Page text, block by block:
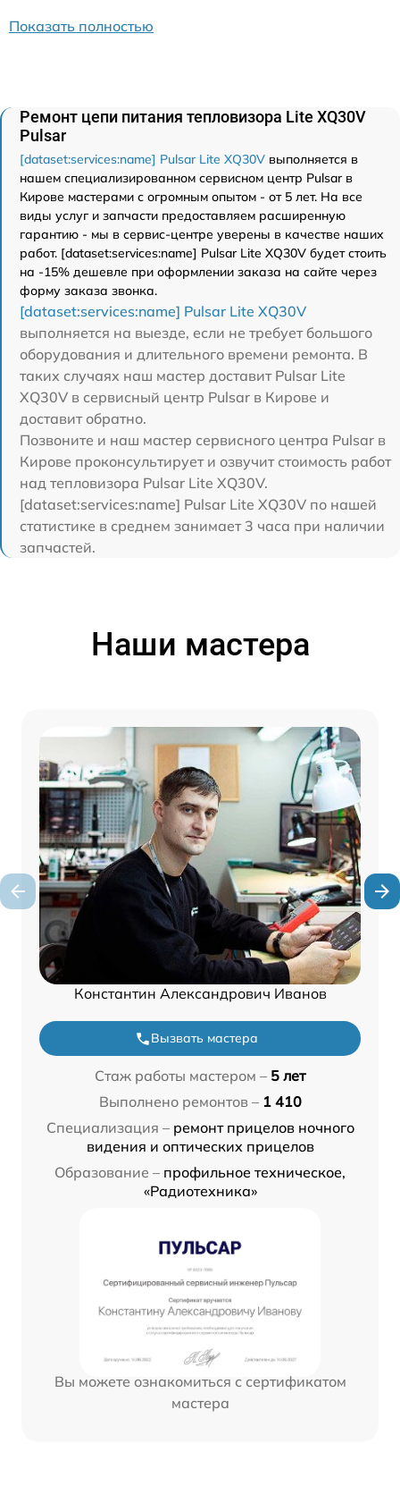
Показать полностью
Ремонт цепи питания тепловизора Lite XQ30V
Pulsar
[dataset:services:name] Pulsar Lite XQ30V выполняется в
нашем специализированном сервисном центр Pulsar в
Кирове мастерами с огромным опытом - от 5 лет. На все
виды услуг и запчасти предоставляем расширенную
гарантию - мы в сервис-центре уверены в качестве наших
работ. [dataset:services:name] Pulsar Lite XQ30V будет стоить
на -15% дешевле при оформлении заказа на сайте через
форму заказа звонка.
[dataset:services:name] Pulsar Lite XQ30V
выполняется на выезде, если не требует большого
оборудования и длительного времени ремонта. В
таких случаях наш мастер доставит Pulsar Lite
XQ30V в сервисный центр Pulsar в Кирове и
доставит обратно.
Позвоните и наш мастер сервисного центра Pulsar в
Кирове проконсультирует и озвучит стоимость работ
над тепловизора Pulsar Lite XQ30V.
[dataset:services:name] Pulsar Lite XQ30V по нашей
статистике в среднем занимает 3 часа при наличии
запчастей.
Наши мастера
Константин Александрович Иванов
Вызвать мастера
Стаж работы мастером – 5 лет
Выполнено ремонтов – 1 410
Специализация – ремонт прицелов ночного
видения и оптических прицелов
Образование – профильное техническое,
«Радиотехника»
Вы можете ознакомиться с сертификатом
мастера